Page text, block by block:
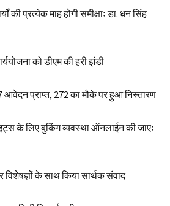
की प्रत्येक माह होगी समीक्षाः डा. धन सिंह
को डीएम की हरी झंडी
आवेदन प्राप्त, 272 का मौके पर हुआ निस्तारण
के लिए बुकिंग व्यवस्था ऑनलाईन की जाएः
विशेषज्ञों के साथ किया सार्थक संवाद